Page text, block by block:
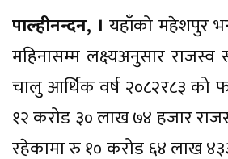
पाल्हीनन्दन, । यहाँको महेशपुर
महिनासम्म लक्ष्यअनुसार
चालु आर्थिक वर्ष २०८२र८३ को
१२ करोड ३० लाख ७४ हजार
रहेकामा रु १० करोड ६४ लाख